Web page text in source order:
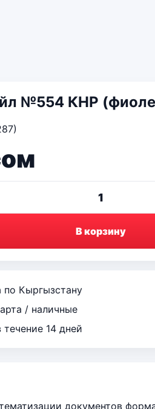
№554 КНР
1
В корзину
по Кыргызстану
/ наличные
14 дней
документов